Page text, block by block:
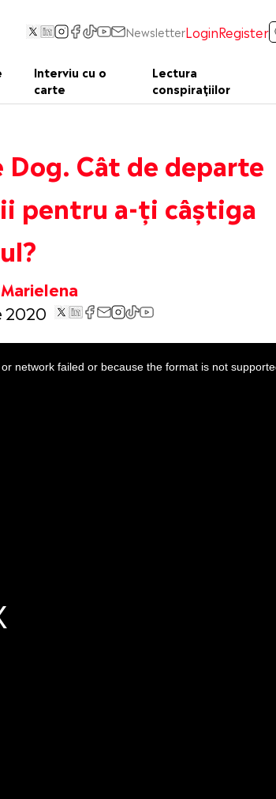
NewsletterLoginRegister
Interviu cu o
carte
Lectura
conspirațiilor
Dog. Cât de departe
pentru a-ți câștiga
2020
network failed or because the format is not